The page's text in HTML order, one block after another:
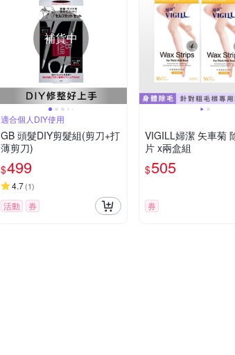
補貨中
適合個人DIY使用
GB 頭髮DIY剪髮組(剪刀+打
薄剪刀)
$499
4.7(1)
活動 券
VIGILL婦潔 矢車菊
片 x兩盒組
$505
券